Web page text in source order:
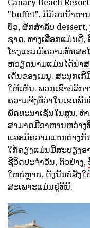
"buffet". ມີມ້ວນນ້ໍາຕາ
ບົ່ວ, ຜັກສໍາລັບ
ຊາດ. ທາງເລືອກແມ່ນດີ
ໂຮງແຮມມີຄວາມທັນສະ
ຫວຽດນາມແມ່ນໄດ້ນໍາ
ເດັ່ນຂອງເມນູ. ສະນຸກເ
ໃຫ້ເຫັນ. ພວກເຂົາບໍລິກ
ຄວາມຈິງທີ່ວ່າໃນເຂດພື້
ພັດທະນາເຊັ່ນໃນສູນ, ທ່
ສາມາດມີອາຫານຫວ່າ
ແລະມີຄວາມແຕກຕ່າງກັ
ໃກ້ຄຽງແມ່ນມີສະບຽງ
ຊີວິດປະຈໍາວັນ, ຕົວຢ່າງ,
ໃຫຍ່ຫຼາຍ, ດັ່ງນັ້ນບໍ່ສັ່ງໃ
ສະເພາະແມ່ນຢູ່ທີ່ນີ້.